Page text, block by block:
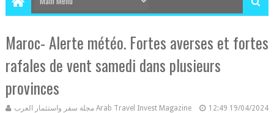
Maroc- Alerte météo. Fortes averses et fortes
rafales de vent samedi dans plusieurs
provinces
مجلة سفر واستثمار العرب Arab Travel Invest Magazine 12:49 19/04/2024